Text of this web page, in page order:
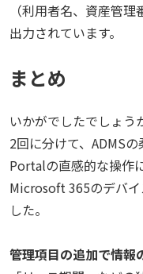
（利用者名、資産管
出力されています。
まとめ
いかがでしたでしょう
2回に分けて、ADMS
Portalの直感的な操作
Microsoft 365のデバ
した。
管理項目の追加で情報